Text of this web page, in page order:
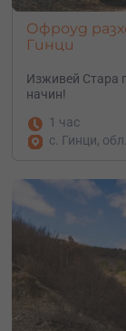
Офроуд
Гинци
Изживей Стара
начин!
1 час
с. Гинци,